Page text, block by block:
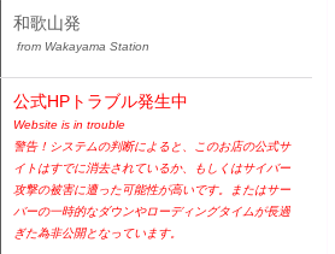
和歌山発
from Wakayama Station
公式HPトラブル発生中
Website is in trouble
警告！システムの判断によると、このお店の公式サ
イトはすでに消去されているか、もしくはサイバー
攻撃の被害に遭った可能性が高いです。またはサー
バーの一時的なダウンやローディングタイムが長過
ぎた為非公開となっています。